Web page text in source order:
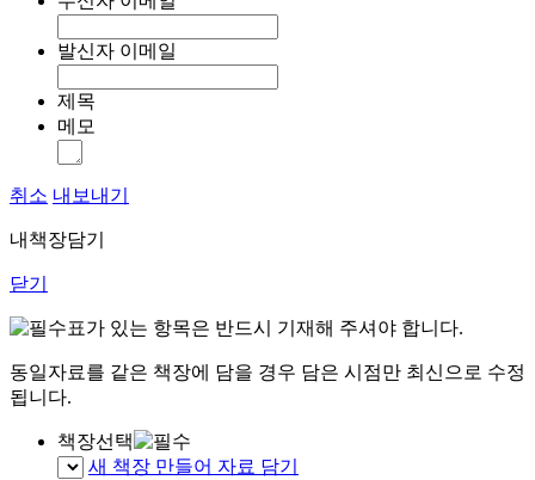
발신자 이메일
제목
메모
취소 내보내기
내책장담기
닫기
표가 있는 항목은 반드시 기재해 주셔야 합니다.
동일자료를 같은 책장에 담을 경우 담은 시점만 최신으로 수정
됩니다.
책장선택
새 책장 만들어 자료 담기